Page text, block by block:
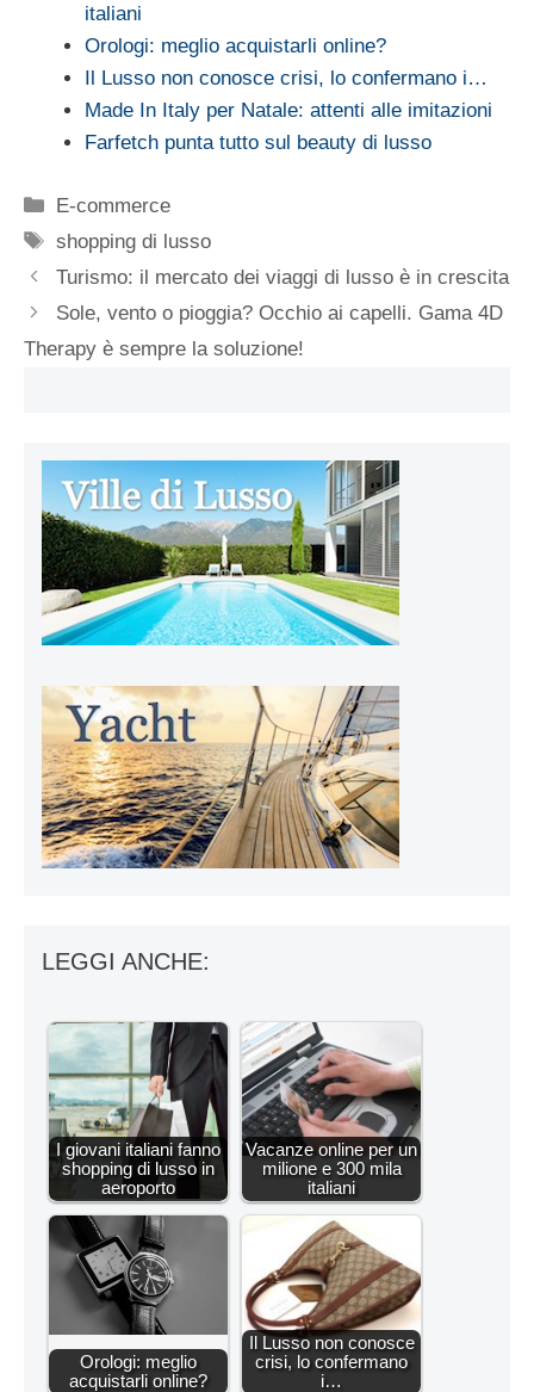
italiani
Orologi: meglio acquistarli online?
Il Lusso non conosce crisi, lo confermano i…
Made In Italy per Natale: attenti alle imitazioni
Farfetch punta tutto sul beauty di lusso
Categorie
E-commerce
Tag
shopping di lusso
Turismo: il mercato dei viaggi di lusso è in crescita
Sole, vento o pioggia? Occhio ai capelli. Gama 4D
Therapy è sempre la soluzione!
LEGGI ANCHE:
I giovani italiani fanno
shopping di lusso in
aeroporto
Vacanze online per un
milione e 300 mila
italiani
Orologi: meglio
acquistarli online?
Il Lusso non conosce
crisi, lo confermano
i…